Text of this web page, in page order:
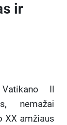
ir
II
nemažai
XX amžiaus